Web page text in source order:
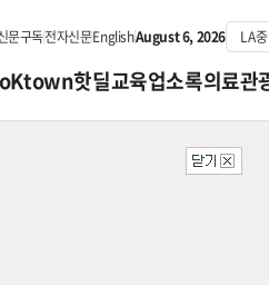
문구독전자신문EnglishAugust 6, 2026
핫딜교육업소록의료관